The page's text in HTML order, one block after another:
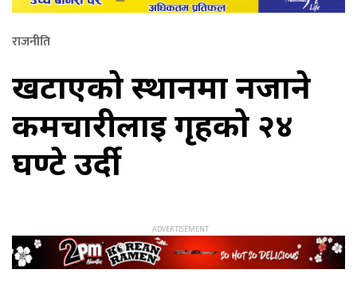
राजनीति
खटाएको स्थानमा नजाने
कर्मचारीलाई गृहको २४
घण्टे उर्दी